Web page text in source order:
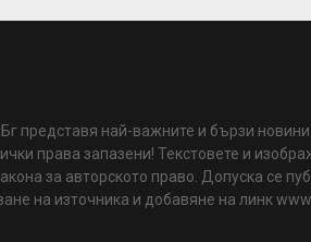
представя най-важните и бързи
права запазени! Текстовете и
за авторското право. Допуска се
на източника и добавяне на линк